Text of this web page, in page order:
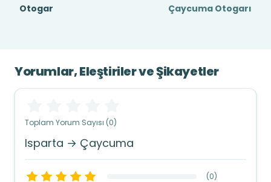
Otogar
Çaycuma Otogarı
Yorumlar, Eleştiriler ve Şikayetler
Toplam Yorum Sayısı (0)
Isparta → Çaycuma
(0)